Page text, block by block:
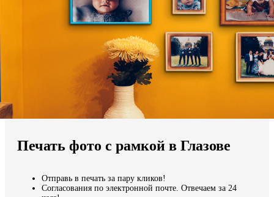
Мы доставляем по всему миру
Продолжить без города
Печать фото с рамкой в Глазове
Отправь в печать за пару кликов!
Согласования по электронной почте. Отвечаем за 24